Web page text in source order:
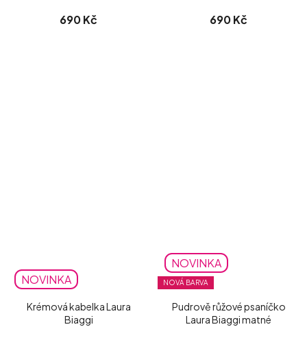
690 Kč 690 Kč
NOVINKA
Krémová kabelka Laura
Biaggi
NOVINKA
NOVÁ BARVA
Pudrově růžové psaníčko
Laura Biaggi matné